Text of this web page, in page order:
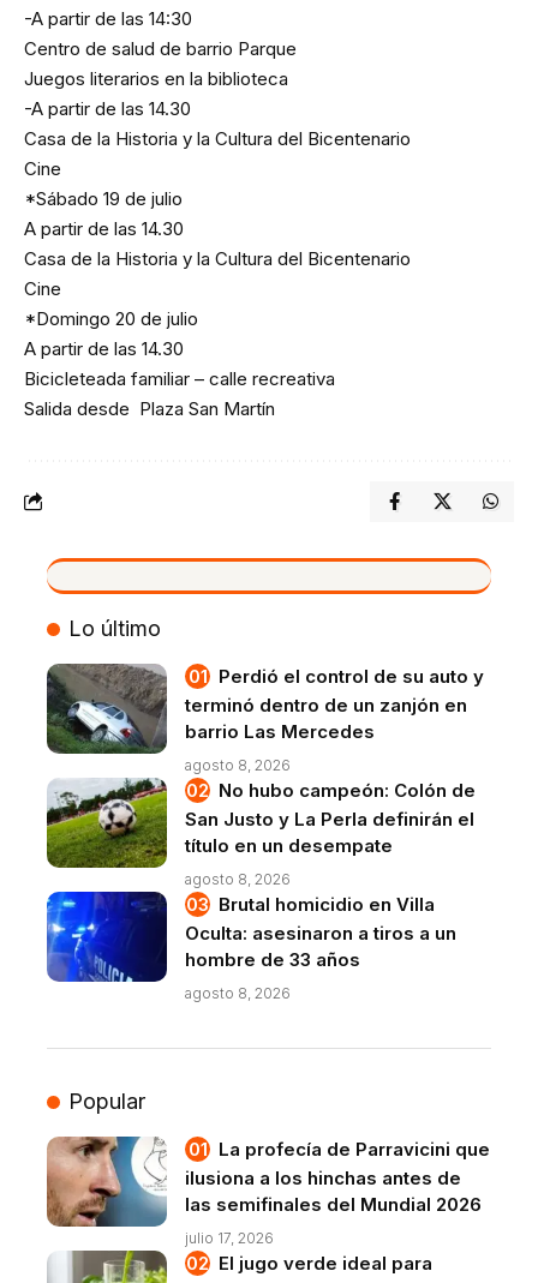
-A partir de las 14:30
Centro de salud de barrio Parque
Juegos literarios en la biblioteca
-A partir de las 14.30
Casa de la Historia y la Cultura del Bicentenario
Cine
*Sábado 19 de julio
A partir de las 14.30
Casa de la Historia y la Cultura del Bicentenario
Cine
*Domingo 20 de julio
A partir de las 14.30
Bicicleteada familiar – calle recreativa
Salida desde Plaza San Martín
VIVO
Lo último
Perdió el control de su auto y
terminó dentro de un zanjón en
barrio Las Mercedes
agosto 8, 2026
No hubo campeón: Colón de
San Justo y La Perla definirán el
título en un desempate
agosto 8, 2026
Brutal homicidio en Villa
Oculta: asesinaron a tiros a un
hombre de 33 años
agosto 8, 2026
Popular
La profecía de Parravicini que
ilusiona a los hinchas antes de
las semifinales del Mundial 2026
julio 17, 2026
El jugo verde ideal para